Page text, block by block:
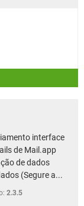
interface
de Mail.app
de dados
(Segure a...
2.3.5